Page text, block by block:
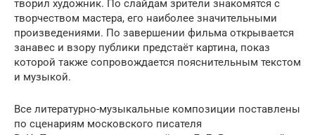
творил художник. По слайдам зрители знакомятся с
творчеством мастера, его наиболее значительными
произведениями. По завершении фильма открывается
занавес и взору публики предстаёт картина, показ
которой также сопровождается пояснительным текстом
и музыкой.
Все литературно-музыкальные композиции поставлены
по сценариям московского писателя